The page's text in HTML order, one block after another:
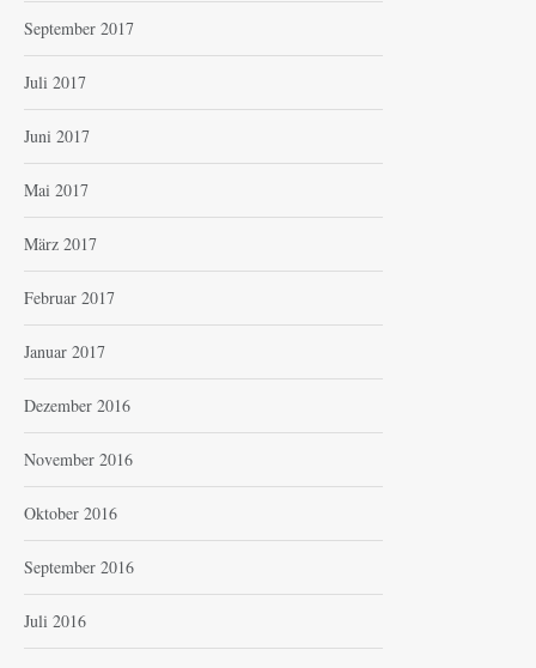
September 2017
Juli 2017
Juni 2017
Mai 2017
März 2017
Februar 2017
Januar 2017
Dezember 2016
November 2016
Oktober 2016
September 2016
Juli 2016